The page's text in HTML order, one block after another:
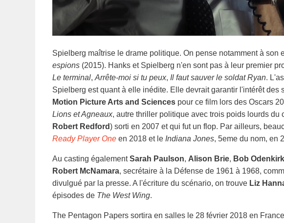
Spielberg maîtrise le drame politique. On pense notamment à son
espions (2015). Hanks et Spielberg n'en sont pas à leur premier
Le terminal, Arrête-moi si tu peux, Il faut sauver le soldat Ryan.
Spielberg est quant à elle inédite. Elle devrait garantir l'intérêt des
Motion Picture Arts and Sciences pour ce film lors des Oscars
Lions et Agneaux, autre thriller politique avec trois poids lourds du
Robert Redford) sorti en 2007 et qui fut un flop. Par ailleurs,
Ready Player One en 2018 et le Indiana Jones, 5eme du nom, en
Au casting égalementSarah Paulson, Alison Brie, Bob Odenkirk
Robert McNamara, secrétaire à la Défense de 1961 à 1968,
divulgué par la presse. A l'écriture du scénario, on trouve Liz
épisodes de The West Wing.
The Pentagon Papers sortira en salles le 28 février 2018 en